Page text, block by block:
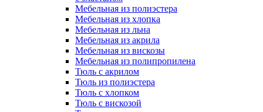
Мебельная из полиэстера
Мебельная из хлопка
Мебельная из льна
Мебельная из акрила
Мебельная из вискозы
Мебельная из полипропилена
Тюль с акрилом
Тюль из полиэстера
Тюль с хлопком
Тюль с вискозой